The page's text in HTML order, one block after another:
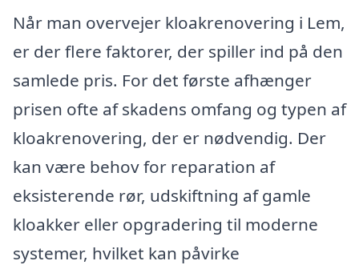
Når man overvejer kloakrenovering i Lem,
er der flere faktorer, der spiller ind på den
samlede pris. For det første afhænger
prisen ofte af skadens omfang og typen af
kloakrenovering, der er nødvendig. Der
kan være behov for reparation af
eksisterende rør, udskiftning af gamle
kloakker eller opgradering til moderne
systemer, hvilket kan påvirke